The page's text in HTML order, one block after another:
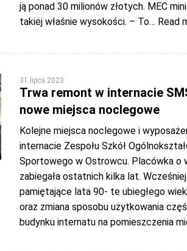
ją ponad 30 milionów złotych. MEC
takiej właśnie wysokości. – To… Read
31 lipca 2023
Trwa remont w internacie
nowe miejsca noclegowe
Kolejne miejsca noclegowe i
internacie Zespołu Szkół
Sportowego w Ostrowcu. Placówka o
zabiegała ostatnich kilka lat.
pamiętające lata 90- te ubiegłego
oraz zmiana sposobu użytkowania
budynku internatu na pomieszczenia